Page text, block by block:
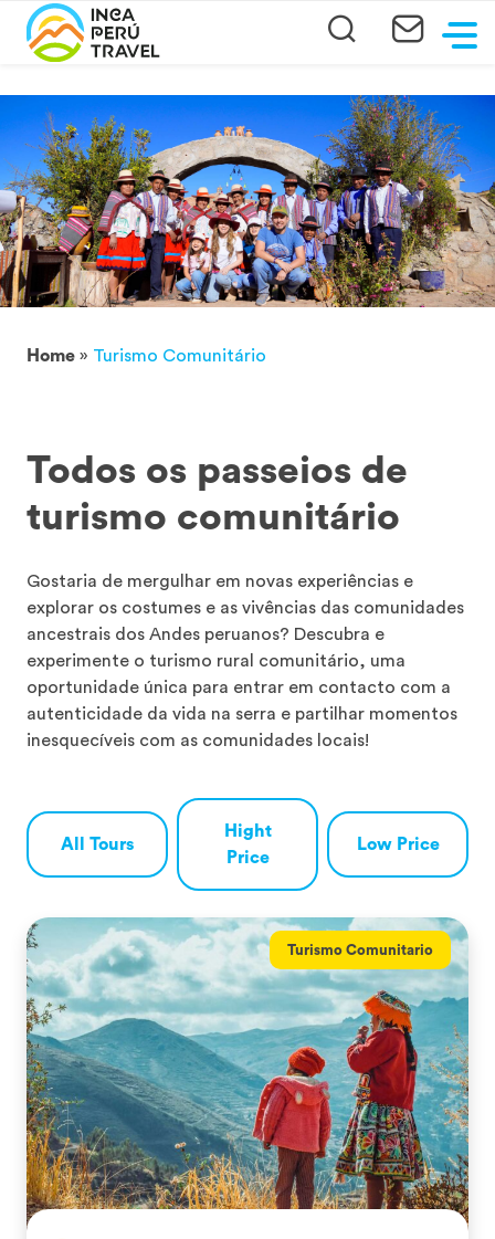
Home » Turismo Comunitário
Todos os passeios de
turismo comunitário
Gostaria de mergulhar em novas experiências e
explorar os costumes e as vivências das comunidades
ancestrais dos Andes peruanos? Descubra e
experimente o turismo rural comunitário, uma
oportunidade única para entrar em contacto com a
autenticidade da vida na serra e partilhar momentos
inesquecíveis com as comunidades locais!
All Tours
Hight
Price
Low Price
Turismo Comunitario